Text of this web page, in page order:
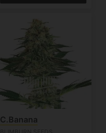
C.Banana